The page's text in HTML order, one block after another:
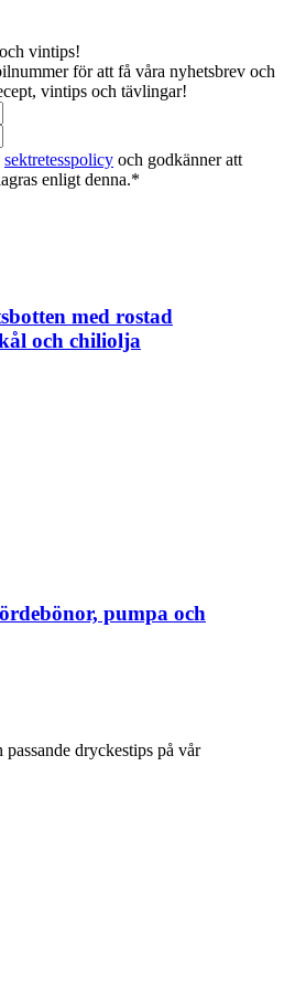
vintips!
för att få våra nyhetsbrev och
vintips och tävlingar!
sektretesspolicy och godkänner att
enligt denna.*
med rostad
och chiliolja
pumpa och
dryckestips på vår